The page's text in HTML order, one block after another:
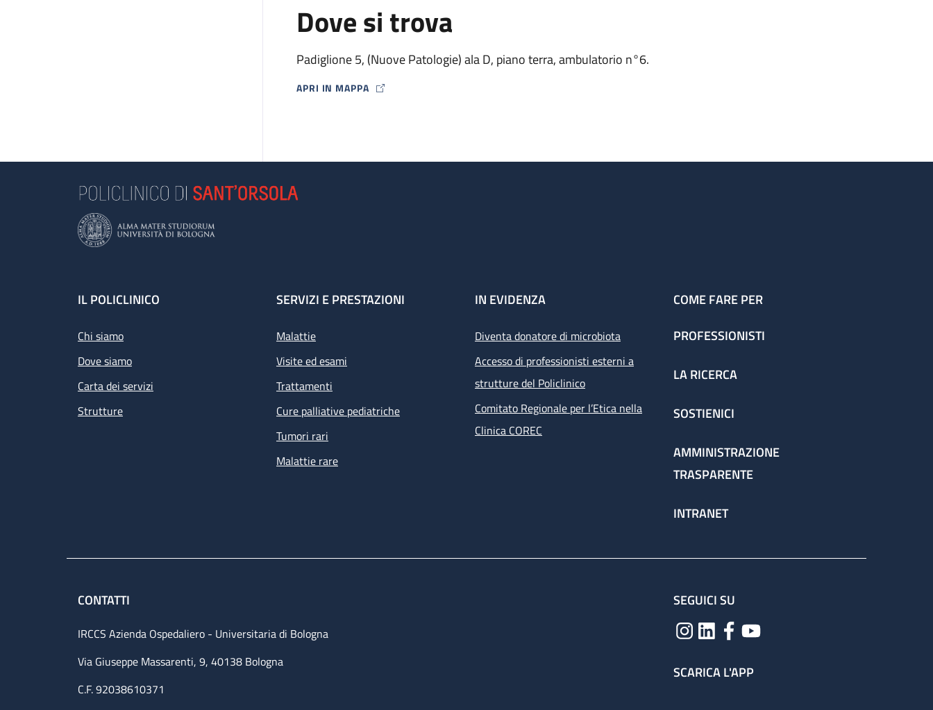
Dove si trova
Padiglione 5, (Nuove Patologie) ala D, piano terra, ambulatorio n°6.
APRI IN MAPPA
MAP ICON
Footer
IL POLICLINICO
Chi siamo
Dove siamo
Carta dei servizi
Strutture
SERVIZI E PRESTAZIONI
Malattie
Visite ed esami
Trattamenti
Cure palliative pediatriche
Tumori rari
Malattie rare
IN EVIDENZA
Diventa donatore di microbiota
Accesso di professionisti esterni a
strutture del Policlinico
Comitato Regionale per l’Etica nella
Clinica COREC
COME FARE PER
PROFESSIONISTI
LA RICERCA
SOSTIENICI
AMMINISTRAZIONE
TRASPARENTE
INTRANET
CONTATTI
IRCCS Azienda Ospedaliero - Universitaria di Bologna
Via Giuseppe Massarenti, 9, 40138 Bologna
C.F. 92038610371
SEGUICI SU
SCARICA L'APP